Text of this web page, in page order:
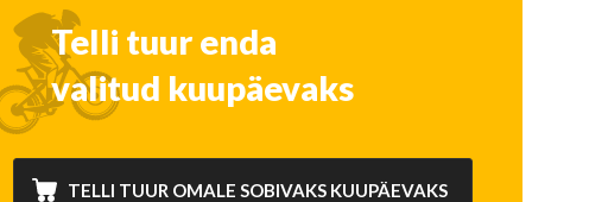
Telli tuur enda
valitud kuupäevaks
TELLI TUUR OMALE SOBIVAKS KUUPÄEVAKS